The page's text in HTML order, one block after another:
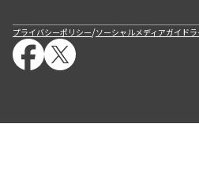
プライバシーポリシー/ソーシャルメディアガイドラ